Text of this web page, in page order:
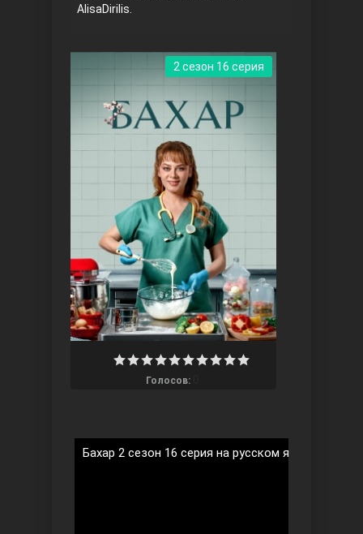
Ветреный холм
Ты назови
Запретный плод
AlisaDirilis.
Голосов:
2 сезон 16 серия
Бахар 2 сезон 16 серия на русском языке